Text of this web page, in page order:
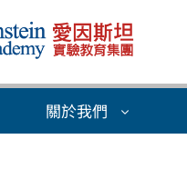
關於我們